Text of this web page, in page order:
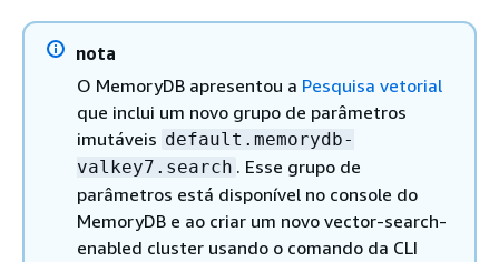
nota
O MemoryDB apresentou a Pesquisa vetorial
que inclui um novo grupo de parâmetros
imutáveis default.memorydb-
valkey7.search . Esse grupo de
parâmetros está disponível no console do
MemoryDB e ao criar um novo vector-search-
enabled cluster usando o comando da CLI